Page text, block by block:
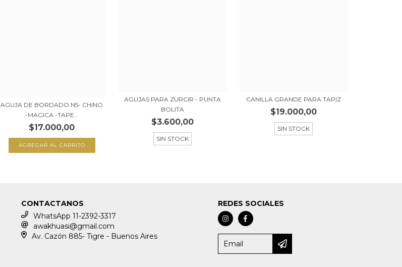
AGUJA DE BORDADO N5- CHINO
-MAGICA -TAPE...
$17.000,00
AGUJAS PARA ZURCIR - PUNTA
BOLITA
$3.600,00
SIN STOCK
CANILLA GRANDE PARA TAPIZ
$19.000,00
SIN STOCK
CONTACTANOS
WhatsApp 11-2392-3317
awakhuasi@gmail.com
Av. Cazón 885- Tigre - Buenos Aires
REDES SOCIALES